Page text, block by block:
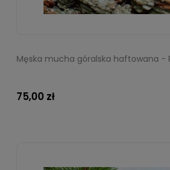
Męska mucha góralska haftowana -
75,00 zł